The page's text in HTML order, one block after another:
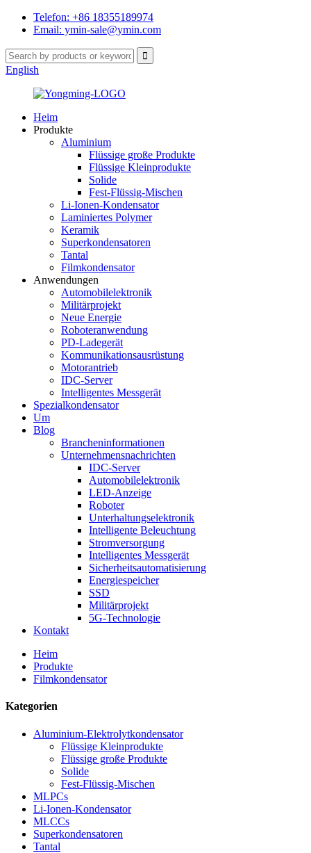
Telefon: +86 18355189974
Email: ymin-sale@ymin.com
English
Heim
Produkte
Aluminium
Flüssige große Produkte
Flüssige Kleinprodukte
Solide
Fest-Flüssig-Mischen
Li-Ionen-Kondensator
Laminiertes Polymer
Keramik
Superkondensatoren
Tantal
Filmkondensator
Anwendungen
Automobilelektronik
Militärprojekt
Neue Energie
Roboteranwendung
PD-Ladegerät
Kommunikationsausrüstung
Motorantrieb
IDC-Server
Intelligentes Messgerät
Spezialkondensator
Um
Blog
Brancheninformationen
Unternehmensnachrichten
IDC-Server
Automobilelektronik
LED-Anzeige
Roboter
Unterhaltungselektronik
Intelligente Beleuchtung
Stromversorgung
Intelligentes Messgerät
Sicherheitsautomatisierung
Energiespeicher
SSD
Militärprojekt
5G-Technologie
Kontakt
Heim
Produkte
Filmkondensator
Kategorien
Aluminium-Elektrolytkondensator
Flüssige Kleinprodukte
Flüssige große Produkte
Solide
Fest-Flüssig-Mischen
MLPCs
Li-Ionen-Kondensator
MLCCs
Superkondensatoren
Tantal